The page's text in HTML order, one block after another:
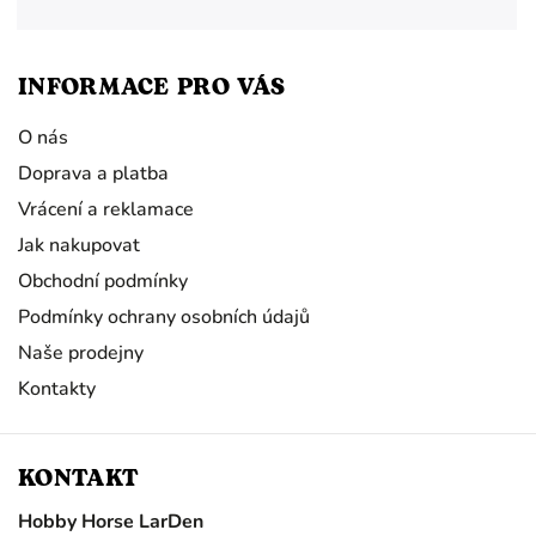
INFORMACE PRO VÁS
O nás
Doprava a platba
Vrácení a reklamace
Jak nakupovat
Obchodní podmínky
Podmínky ochrany osobních údajů
Naše prodejny
Kontakty
KONTAKT
Hobby Horse LarDen